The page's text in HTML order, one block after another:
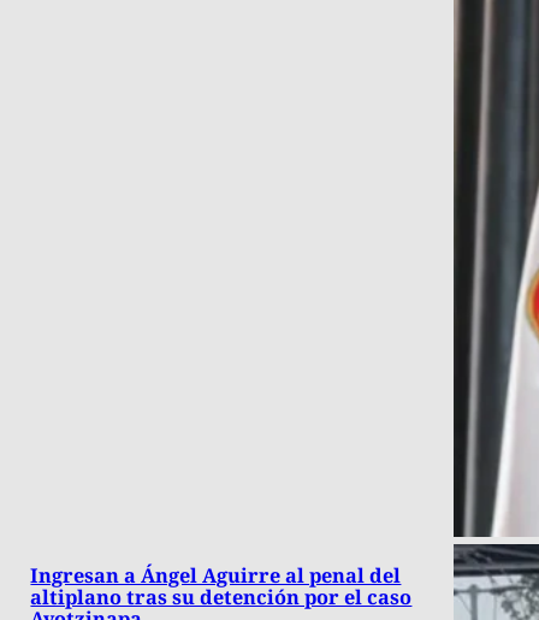
Ingresan a Ángel Aguirre al penal del
altiplano tras su detención por el caso